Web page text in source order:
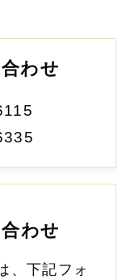
わせ
わせ
、下記フォ